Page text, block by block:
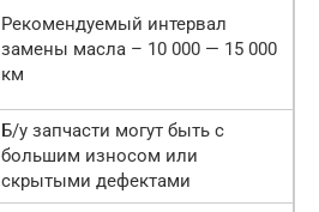
Рекомендуемый интервал
замены масла – 10 000 — 15 000
км
Б/у запчасти могут быть с
большим износом или
скрытыми дефектами